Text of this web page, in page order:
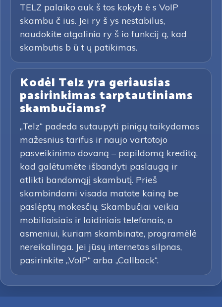
TELZ palaiko auk š tos kokyb ė s VoIP
skambu č ius. Jei ry š ys nestabilus,
naudokite atgalinio ry š io funkcij ą, kad
skambutis b ū t ų patikimas.
Kodėl Telz yra geriausias
pasirinkimas tarptautiniams
skambučiams?
„Telz“ padeda sutaupyti pinigų taikydamas
mažesnius tarifus ir naujo vartotojo
pasveikinimo dovaną – papildomą kreditą,
kad galėtumėte išbandyti paslaugą ir
atlikti bandomąjį skambutį. Prieš
skambindami visada matote kainą be
paslėptų mokesčių. Skambučiai veikia
mobiliaisiais ir laidiniais telefonais, o
asmeniui, kuriam skambinate, programėlė
nereikalinga. Jei jūsų internetas silpnas,
pasirinkite „VoIP“ arba „Callback“.